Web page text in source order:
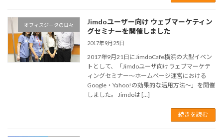
オフィスジータの日々
Jimdoユーザー向け ウェブマーケティン
グセミナーを開催しました
2017年9月25日
2017年9月21日にJimdoCafe横浜の大型イベン
トとして、「Jimdoユーザ向けウェブマーケテ
ィングセミナー～ホームページ運営における
Google・Yahoo!の効果的な活用方法～」を開催
しました。 Jimdoは […]
続きを読む